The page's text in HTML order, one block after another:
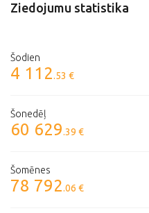
Ziedojumu statistika
Šodien
4 112.53 €
Šonedēļ
60 629.39 €
Šomēnes
78 792.06 €